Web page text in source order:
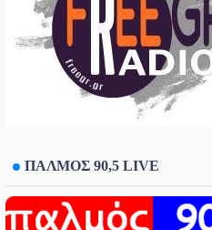
ΠΑΛΜΟΣ 90,5 LIVE